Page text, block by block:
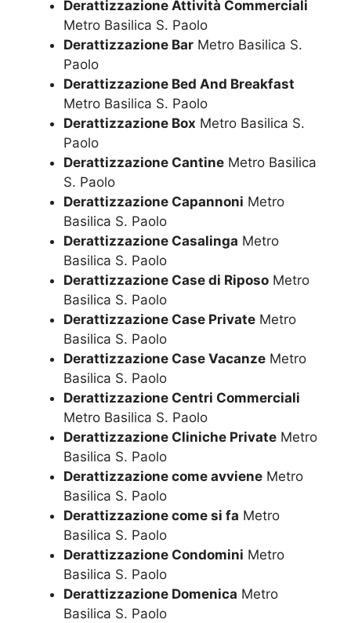
Derattizzazione Attività Commerciali
Metro Basilica S. Paolo
Derattizzazione Bar Metro Basilica S.
Paolo
Derattizzazione Bed And Breakfast
Metro Basilica S. Paolo
Derattizzazione Box Metro Basilica S.
Paolo
Derattizzazione Cantine Metro Basilica
S. Paolo
Derattizzazione Capannoni Metro
Basilica S. Paolo
Derattizzazione Casalinga Metro
Basilica S. Paolo
Derattizzazione Case di Riposo Metro
Basilica S. Paolo
Derattizzazione Case Private Metro
Basilica S. Paolo
Derattizzazione Case Vacanze Metro
Basilica S. Paolo
Derattizzazione Centri Commerciali
Metro Basilica S. Paolo
Derattizzazione Cliniche Private Metro
Basilica S. Paolo
Derattizzazione come avviene Metro
Basilica S. Paolo
Derattizzazione come si fa Metro
Basilica S. Paolo
Derattizzazione Condomini Metro
Basilica S. Paolo
Derattizzazione Domenica Metro
Basilica S. Paolo